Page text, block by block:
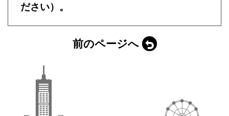
ださい）。
前のページへ